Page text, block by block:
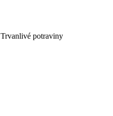
Trvanlivé potraviny